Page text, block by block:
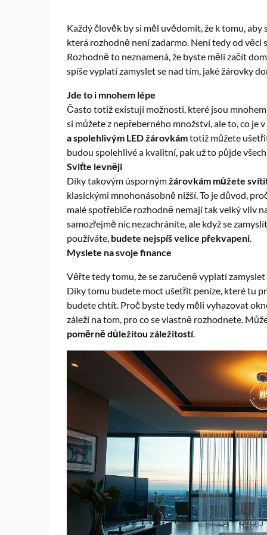
Každý člověk by si měl uvědomit, že k tomu,
která rozhodně není zadarmo. Není tedy od věci
Rozhodně to neznamená, že byste měli začít
spíše vyplatí zamyslet se nad tím, jakéžárovky
Jde to i mnohem lépe
Často totiž existují možnosti, které jsou
si můžete z nepřeberného množství, ale to, co je
a spolehlivým LED žárovkámtotiž můžete
budou spolehlivé a kvalitní, pak už to půjde
Sviťte levněji
Díky takovým úspornýmžárovkám můžete
klasickými mnohonásobně nižší. To je důvod,
malé spotřebiče rozhodně nemají tak velký vliv
samozřejmě nic nezachráníte, ale když se
používáte, budete nejspíš velice překvapeni.
Myslete na svoje finance
Věřte tedy tomu, že se zaručeně vyplatí
Díky tomu budete moct ušetřit peníze, které tu
budete chtít. Proč byste tedy měli vyhazovat
záleží na tom, pro co se vlastně rozhodnete.
poměrně důležitou záležitostí.